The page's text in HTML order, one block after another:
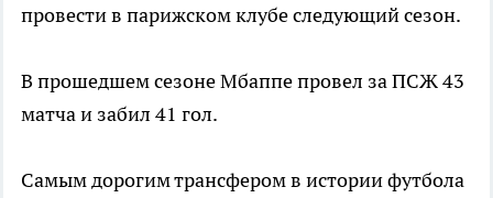
провести в парижском клубе следующий сезон.
В прошедшем сезоне Мбаппе провел за ПСЖ 43
матча и забил 41 гол.
Самым дорогим трансфером в истории футбола